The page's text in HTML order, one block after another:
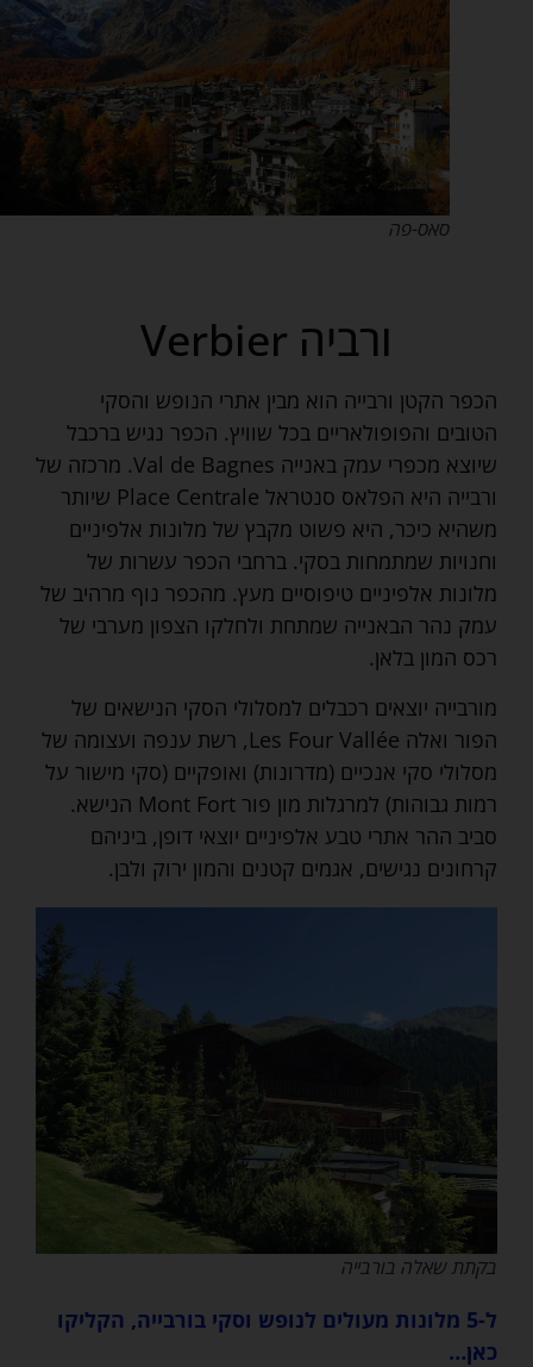
סאס-פה
ורביה Verbier
הכפר הקטן ורבייה הוא מבין אתרי הנופש והסקי
הטובים והפופולאריים בכל שוויץ. הכפר נגיש ברכבל
שיוצא מכפרי עמק באנייה Val de Bagnes. מרכזה של
ורבייה היא הפלאס סנטראל Place Centrale שיותר
משהיא כיכר, היא פשוט מקבץ של מלונות אלפיניים
וחנויות שמתמחות בסקי. ברחבי הכפר עשרות של
מלונות אלפיניים טיפוסיים מעץ. מהכפר נוף מרהיב של
עמק נהר הבאנייה שמתחת ולחלקו הצפון מערבי של
רכס המון בלאן.
מורבייה יוצאים רכבלים למסלולי הסקי הנישאים של
הפור ואלה Les Four Vallée, רשת ענפה ועצומה של
מסלולי סקי אנכיים (מדרונות) ואופקיים (סקי מישור על
רמות גבוהות) למרגלות מון פור Mont Fort הנישא.
סביב ההר אתרי טבע אלפיניים יוצאי דופן, ביניהם
קרחונים נגישים, אגמים קטנים והמון ירוק ולבן.
בקתת שאלה בורבייה
ל-5 מלונות מעולים לנופש וסקי בורבייה, הקליקו
כאן…